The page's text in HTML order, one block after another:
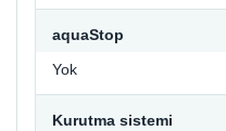
aquaStop
Yok
Kurutma sistemi